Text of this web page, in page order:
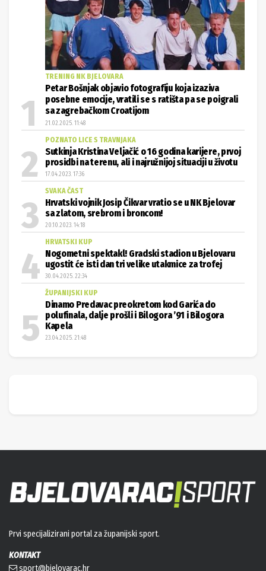
TRENING NK BJELOVARA
Petar Bošnjak objavio fotografiju koja izaziva
posebne emocije, vratili se s ratišta pa se poigrali
sa zagrebačkom Croatijom
21.02.2025. 11:48
POZNATO LICE S TRAVNJAKA
Sutkinja Kristina Veljačić o 16 godina karijere, prvoj
prosidbi na terenu, ali i najružnijoj situaciji u životu
17.04.2023. 17:36
SVAKA ČAST
Hrvatski vojnik Josip Čikvar vratio se u NK Bjelovar
sa zlatom, srebrom i broncom!
20.10.2023. 14:18
HRVATSKI KUP
Nogometni spektakl! Gradski stadion u Bjelovaru
ugostit će isti dan tri velike utakmice za trofej
30.04.2025. 22:34
ŽUPANIJSKI KUP
Dinamo Predavac preokretom kod Garića do
polufinala, dalje prošli i Bilogora ’91 i Bilogora
Kapela
23.04.2025. 21:48
Prvi specijalizirani portal za županijski sport.
KONTAKT
sport@bjelovarac.hr